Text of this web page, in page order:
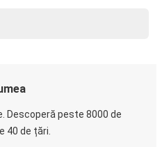
Descoperă peste 8000 de
40 de țări.